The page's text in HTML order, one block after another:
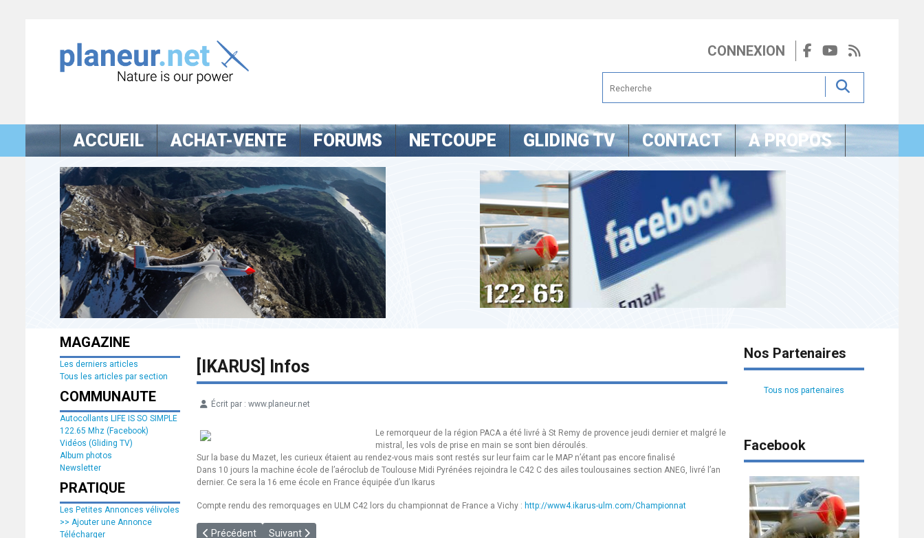
CONNEXION
ACCUEIL ACHAT-VENTE FORUMS NETCOUPE GLIDING TV CONTACT A PROPOS
MAGAZINE
Les derniers articles
Tous les articles par section
COMMUNAUTE
Autocollants LIFE IS SO SIMPLE
122.65 Mhz (Facebook)
Vidéos (Gliding TV)
Album photos
Newsletter
PRATIQUE
Les Petites Annonces vélivoles
>> Ajouter une Annonce
Télécharger
[IKARUS] Infos
Écrit par : www.planeur.net
Le remorqueur de la région PACA a été livré à St Remy de provence jeudi dernier et malgré le
mistral, les vols de prise en main se sont bien déroulés.
Sur la base du Mazet, les curieux étaient au rendez-vous mais sont restés sur leur faim car le MAP n’étant pas encore finalisé
Dans 10 jours la machine école de l’aéroclub de Toulouse Midi Pyrénées rejoindra le C42 C des ailes toulousaines section ANEG, livré l’an
dernier. Ce sera la 16 eme école en France équipée d’un Ikarus
Compte rendu des remorquages en ULM C42 lors du championnat de France a Vichy : http://www4.ikarus-ulm.com/Championnat
Article précédent : [2014] Partenaires 2014
Précédent Article suivant : [PARTENAIRE] AERIAL Services et Technologies
Suivant
Nos Partenaires
Tous nos partenaires
Facebook